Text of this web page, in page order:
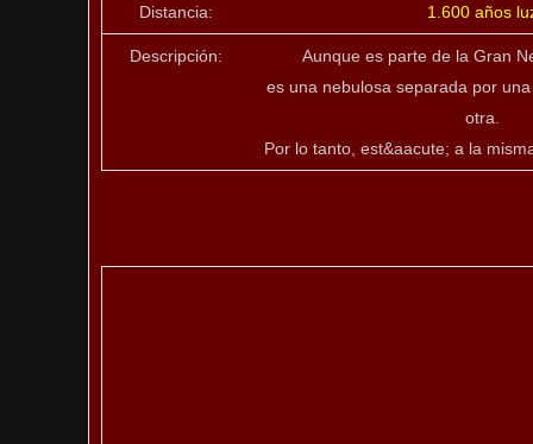
Distancia: 1.600 años
Descripción:
Aunque es parte de la Gran
es una nebulosa separada por
otra.
Por lo tanto, est&aacute; a la